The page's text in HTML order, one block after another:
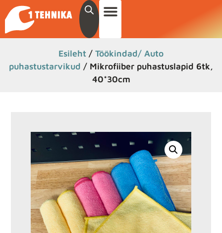
Esileht / Töökindad/ Auto
puhastustarvikud / Mikrofiiber puhastuslapid 6tk,
40*30cm